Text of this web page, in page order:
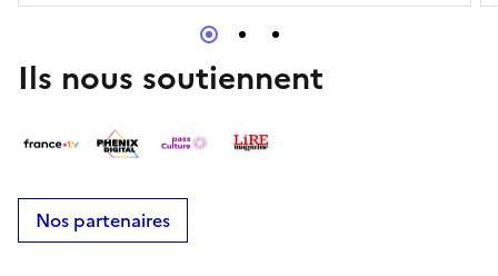
Ils nous soutiennent
Nos partenaires